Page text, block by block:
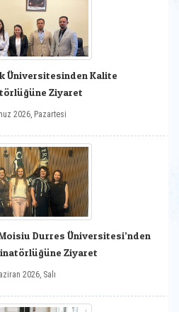
Üniversitesinden Kalite
Ziyaret
2026, Pazartesi
Durres Üniversitesi’nden
Ziyaret
2026, Salı